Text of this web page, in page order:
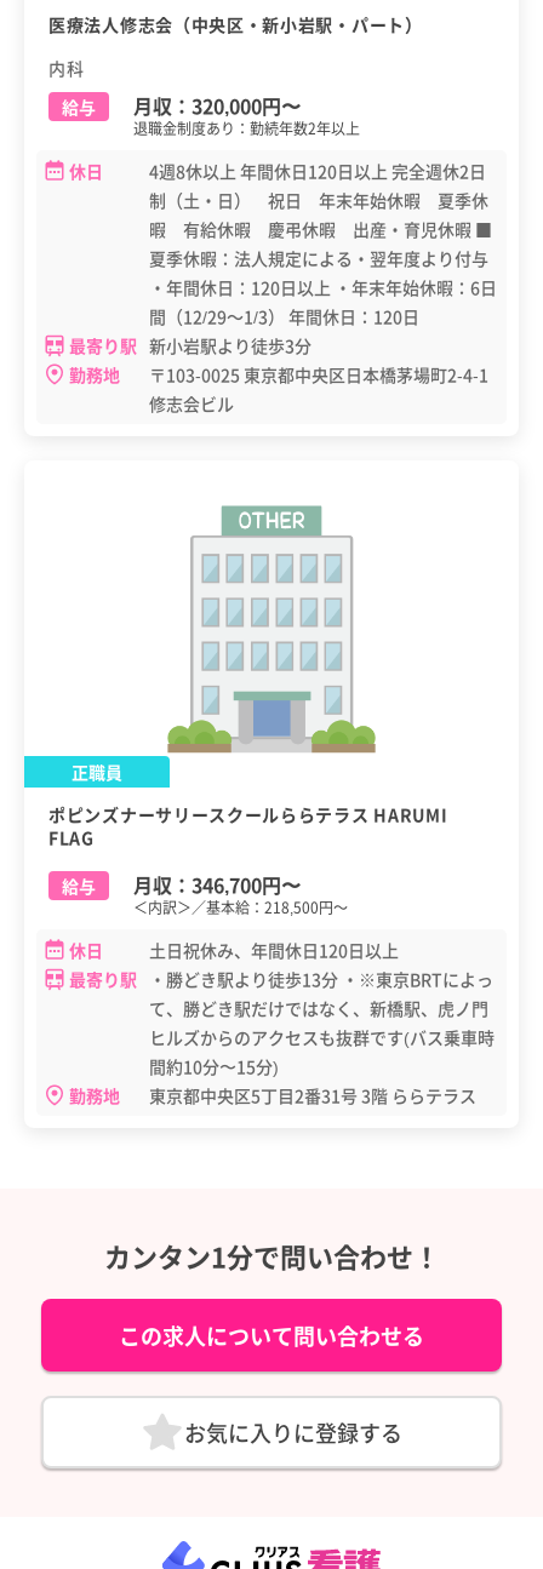
医療法人修志会（中央区・新小岩駅・パート）
内科
給与
月収： 320,000円〜
退職金制度あり：勤続年数2年以上
休日
4週8休以上 年間休日120日以上 完全週休2日
制（土・日） 祝日 年末年始休暇 夏季休
暇 有給休暇 慶弔休暇 出産・育児休暇 ■
夏季休暇：法人規定による・翌年度より付与
・年間休日：120日以上 ・年末年始休暇：6日
間（12/29～1/3） 年間休日：120日
最寄り駅 新小岩駅より徒歩3分
勤務地
〒103-0025 東京都中央区日本橋茅場町2-4-1
修志会ビル
正職員
ポピンズナーサリースクールららテラス HARUMI
FLAG
給与
月収： 346,700円〜
＜内訳＞／基本給：218,500円～
休日
土日祝休み、年間休日120日以上
最寄り駅
・勝どき駅より徒歩13分 ・※東京BRTによっ
て、勝どき駅だけではなく、新橋駅、虎ノ門
ヒルズからのアクセスも抜群です(バス乗車時
間約10分〜15分)
勤務地
東京都中央区5丁目2番31号 3階 ららテラス
カンタン1分で問い合わせ！
この求人について問い合わせる
お気に入りに登録する